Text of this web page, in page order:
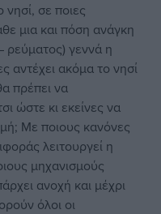
νησί, σε ποιες
μια και πόση ανάγκη
ρεύματος) γεννά η
αντέχει ακόμα το νησί
πρέπει να
ώστε κι εκείνες να
Με ποιους κανόνες
λειτουργεί η
μηχανισμούς
ανοχή και μέχρι
όλοι οι